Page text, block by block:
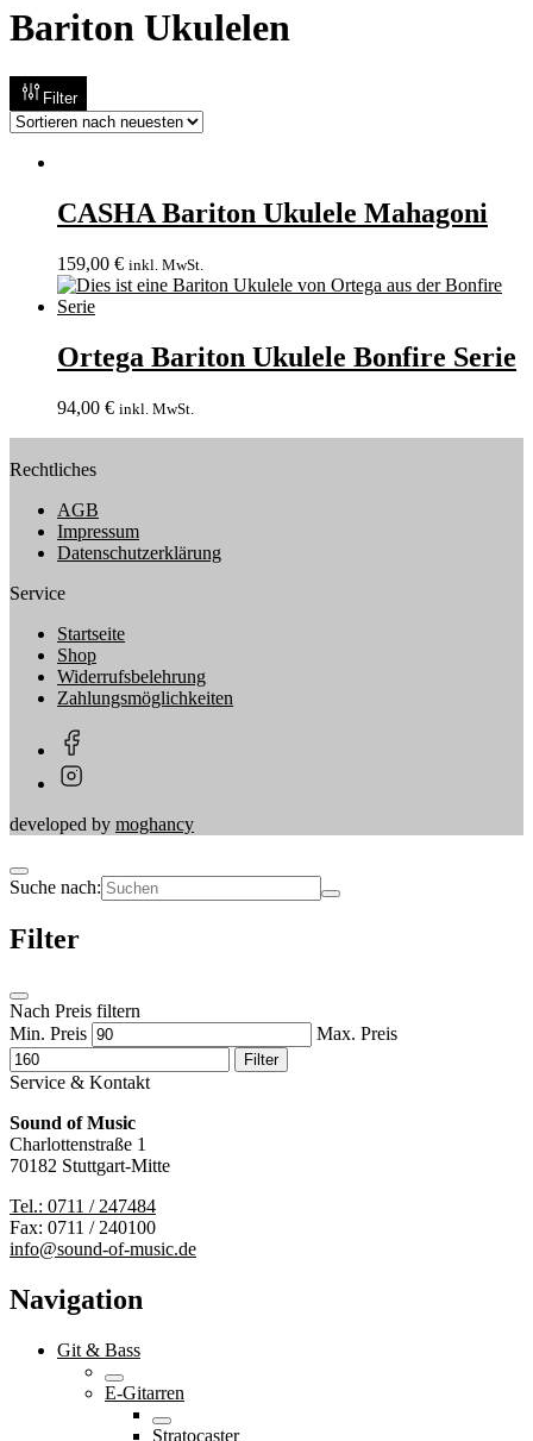
Bariton Ukulelen
Filter
CASHA Bariton Ukulele Mahagoni
159,00 € inkl. MwSt.
Ortega Bariton Ukulele Bonfire Serie
94,00 € inkl. MwSt.
Rechtliches
AGB
Impressum
Datenschutzerklärung
Service
Startseite
Shop
Widerrufsbelehrung
Zahlungsmöglichkeiten
developed by moghancy
Suche nach:
Filter
Nach Preis filtern
Min. Preis
Max. Preis
Filter
Service & Kontakt
Sound of Music
Charlottenstraße 1
70182 Stuttgart-Mitte
Tel.: 0711 / 247484
Fax: 0711 / 240100
info@sound-of-music.de
Navigation
Git & Bass
E-Gitarren
Stratocaster